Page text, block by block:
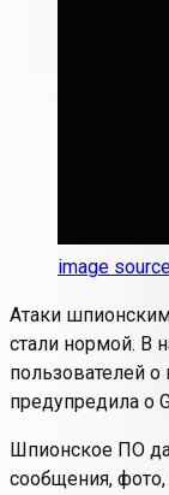
image
Атаки
стали нормой. В
пользователей
предупредила о
Шпионское ПО
сообщения,